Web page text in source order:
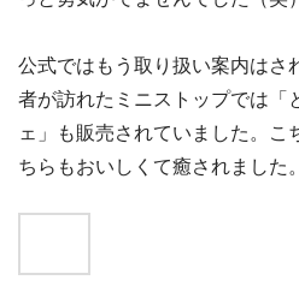
公式ではもう取り扱い案内はさ
者が訪れたミニストップでは「
ェ」も販売されていました。こ
ちらもおいしくて癒されました。